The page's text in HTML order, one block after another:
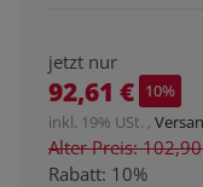
jetzt nur
92,61 € 10%
inkl. 19% USt. ,
Alter Preis:
Rabatt: 10%